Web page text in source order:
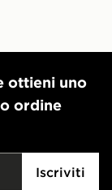
ottieni uno
ordine
Iscriviti